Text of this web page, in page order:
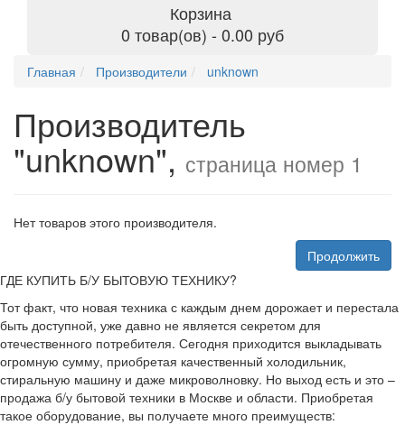
Корзина
0 товар(ов) - 0.00 руб
Главная Производители unknown
Производитель
"unknown", страница номер 1
Нет товаров этого производителя.
Продолжить
ГДЕ КУПИТЬ Б/У БЫТОВУЮ ТЕХНИКУ?
Тот факт, что новая техника с каждым днем дорожает и перестала
быть доступной, уже давно не является секретом для
отечественного потребителя. Сегодня приходится выкладывать
огромную сумму, приобретая качественный холодильник,
стиральную машину и даже микроволновку. Но выход есть и это –
продажа б/у бытовой техники в Москве и области. Приобретая
такое оборудование, вы получаете много преимуществ: